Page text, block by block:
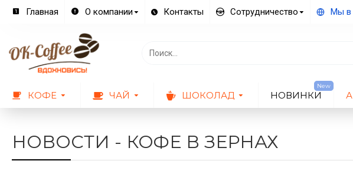
Главная О компании Контакты Сотрудничество Мы в
КОФЕ ЧАЙ ШОКОЛАД НОВИНКИ
New
НОВОСТИ - КОФЕ В ЗЕРНАХ